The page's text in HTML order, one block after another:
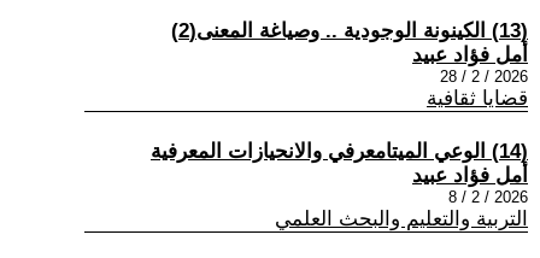
(13) الكينونة الوجودية .. وصياغة المعنى(2)
أمل فؤاد عبيد
2026 / 2 / 28
قضايا ثقافية
(14) الوعي الميتامعرفي والانحيازات المعرفية
أمل فؤاد عبيد
2026 / 2 / 8
التربية والتعليم والبحث العلمي